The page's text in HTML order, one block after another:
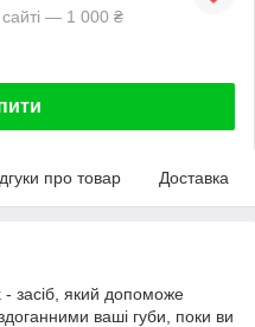
— 1 000 ₴
про товар Доставка
засіб, який допоможе
ваші губи, поки ви